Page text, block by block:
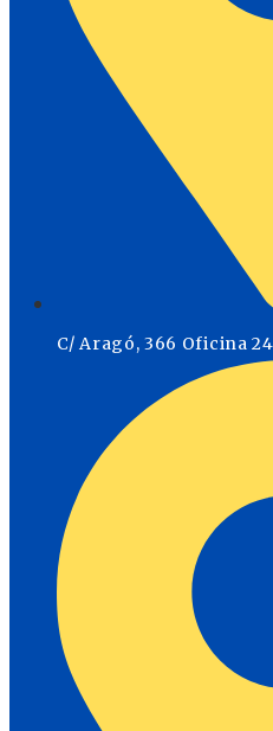
C/ Aragó, 366 Oficina